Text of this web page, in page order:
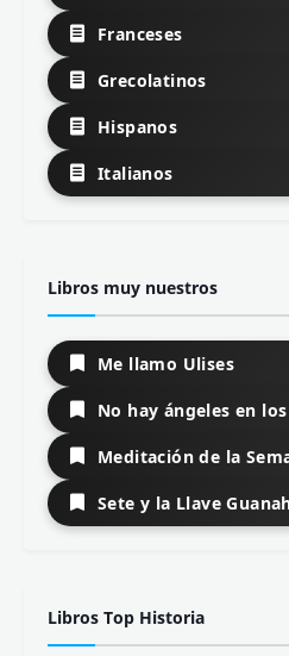
Franceses
Grecolatinos
Hispanos
Italianos
Libros muy nuestros
Me llamo Ulises
No hay ángeles en
Meditación de la
Sete y la Llave
Libros Top Historia